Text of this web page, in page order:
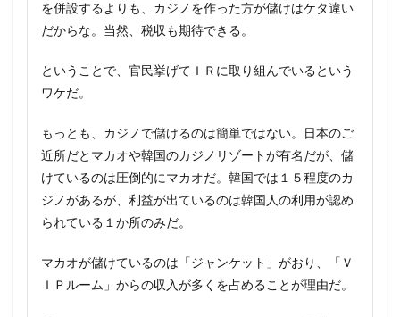
を併設するよりも、カジノを作った方が儲けはケタ違い
だからな。当然、税収も期待できる。
ということで、官民挙げてＩＲに取り組んでいるという
ワケだ。
もっとも、カジノで儲けるのは簡単ではない。日本のご
近所だとマカオや韓国のカジノリゾートが有名だが、儲
けているのは圧倒的にマカオだ。韓国では１５程度のカ
ジノがあるが、利益が出ているのは韓国人の利用が認め
られている１か所のみだ。
マカオが儲けているのは「ジャンケット」がおり、「Ｖ
ＩＰルーム」からの収入が多くを占めることが理由だ。